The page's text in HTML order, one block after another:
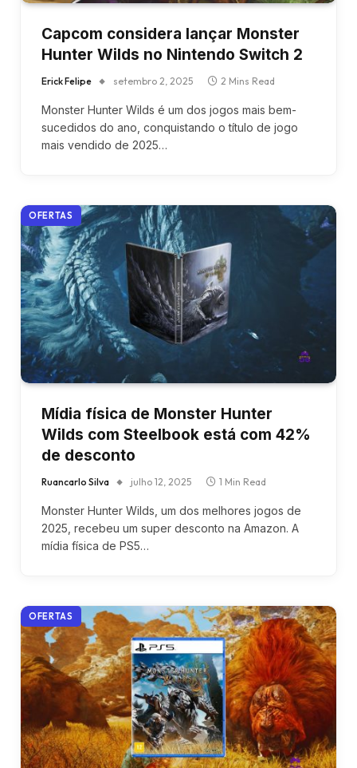
Capcom considera lançar Monster
Hunter Wilds no Nintendo Switch 2
Erick Felipe setembro 2, 2025 2 Mins Read
Monster Hunter Wilds é um dos jogos mais bem-
sucedidos do ano, conquistando o título de jogo
mais vendido de 2025…
OFERTAS
Mídia física de Monster Hunter
Wilds com Steelbook está com 42%
de desconto
Ruancarlo Silva julho 12, 2025 1 Min Read
Monster Hunter Wilds, um dos melhores jogos de
2025, recebeu um super desconto na Amazon. A
mídia física de PS5…
OFERTAS